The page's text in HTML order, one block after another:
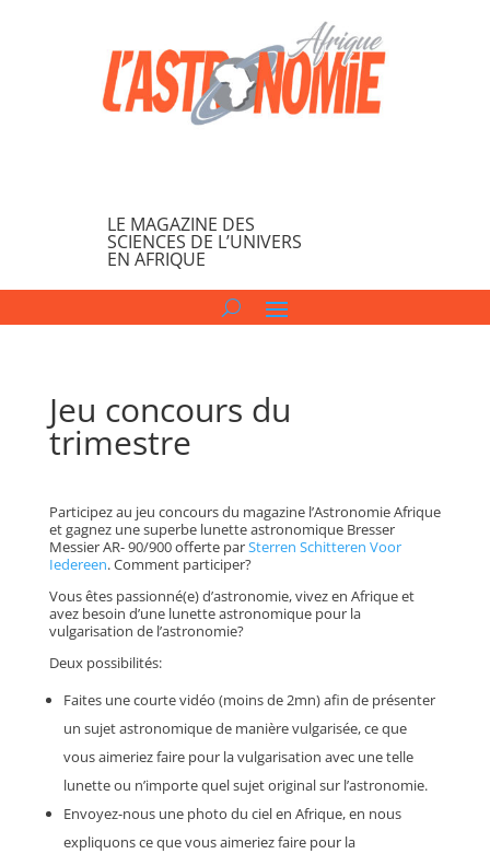
LE MAGAZINE DES
SCIENCES DE L’UNIVERS
EN AFRIQUE
Jeu concours du
trimestre
Participez au jeu concours du magazine l’Astronomie Afrique
et gagnez une superbe lunette astronomique Bresser
Messier AR- 90/900 offerte parSterren Schitteren Voor
Iedereen. Comment participer?
Vous êtes passionné(e) d’astronomie, vivez en Afrique et
avez besoin d’une lunette astronomique pour la
vulgarisation de l’astronomie?
Deux possibilités:
Faites une courte vidéo (moins de 2mn) afin de présenter
un sujet astronomique de manière vulgarisée, ce que
vous aimeriez faire pour la vulgarisation avec une telle
lunette ou n’importe quel sujet original sur l’astronomie.
Envoyez-nous une photo du ciel en Afrique, en nous
expliquons ce que vous aimeriez faire pour la